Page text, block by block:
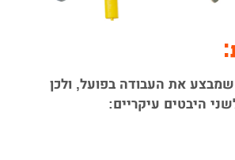
את העבודה בפועל, ולכן
היבטים עיקריים: